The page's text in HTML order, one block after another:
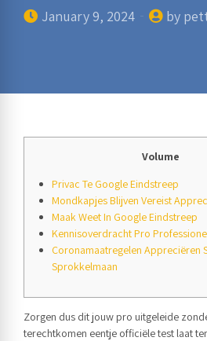
January 9, 2024 by
Volume
Privac Te Google Eindstreep
Mondkapjes Blijven Vereist
Maak Weet In Google Eindstreep
Kennisoverdracht Pro
Coronamaatregelen Appreciëren
Sprokkelmaan
Zorgen dus dit jouw pro uitgeleide
terechtkomen eentje officiële test laat